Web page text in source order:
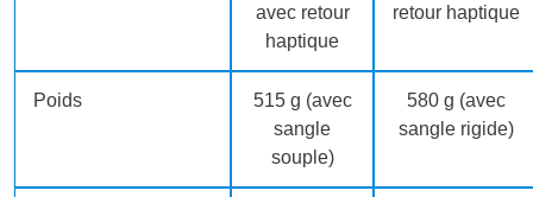
avec retour
haptique
retour haptique
Poids
515 g (avec
sangle
souple)
580 g (avec
sangle rigide)